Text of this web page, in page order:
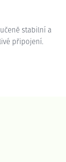
stabilní a
připojení.